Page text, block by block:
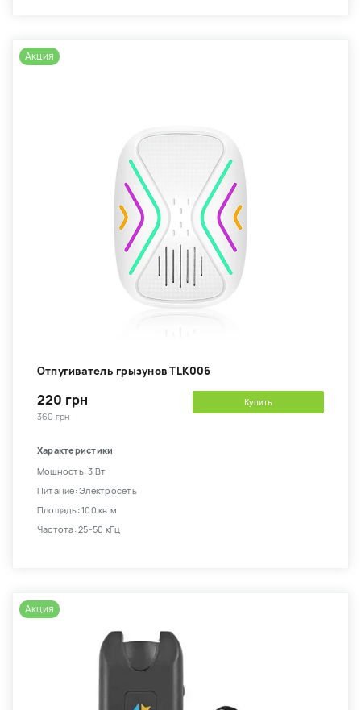
Акция
Отпугиватель грызунов TLK006
220 грн
360 грн
Купить
Характеристики
Мощность: 3 Вт
Питание: Электросеть
Площадь: 100 кв.м
Частота: 25-50 кГц
Акция